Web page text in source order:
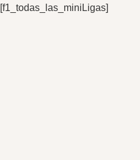
[f1_todas_las_miniLigas]